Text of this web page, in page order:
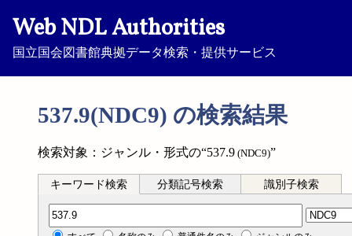
Web NDL Authorities
国立国会図書館典拠データ検索・提供サービス
537.9(NDC9) の検索結果
検索対象：ジャンル・形式の“537.9 (NDC9)”
キーワード検索 分類記号検索 識別子検索
分類記号検索